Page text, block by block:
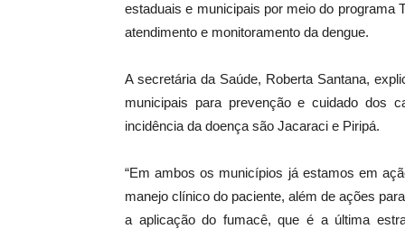
estaduais e municipais por meio do programa
atendimento e monitoramento da dengue.
A secretária da Saúde, Roberta Santana,
municipais para prevenção e cuidado dos
incidência da doença são Jacaraci e Piripá.
“Em ambos os municípios já estamos em
manejo clínico do paciente, além de ações
a aplicação do fumacê, que é a última